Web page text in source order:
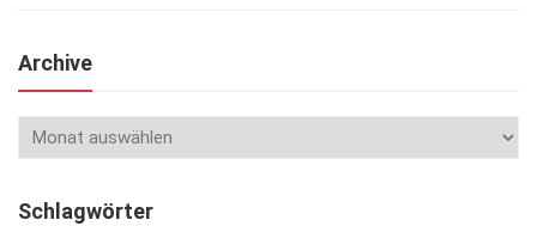
Archive
Schlagwörter